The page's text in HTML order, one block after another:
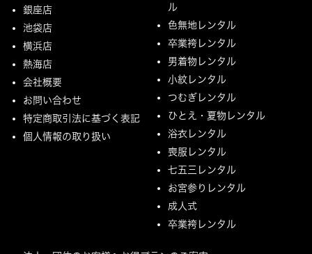
銀座店
池袋店
横浜店
熱海店
会社概要
お問い合わせ
特定商取引法に基づく表記
個人情報の取り扱い
ル
色無地レンタル
卒業袴レンタル
男着物レンタル
小紋レンタル
つむぎレンタル
ひとえ・夏物レンタル
浴衣レンタル
喪服レンタル
七五三レンタル
お宮参りレンタル
成人式
卒業袴レンタル